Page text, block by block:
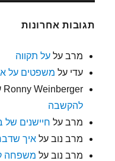
תגובות אחרונות
מרב עלעל תקווה
עדי על משפטים על
Ronny Weinberger
להקשבה
מרב על חיישנים
מרב נוב עלאיך
מרב נוב על משפחה